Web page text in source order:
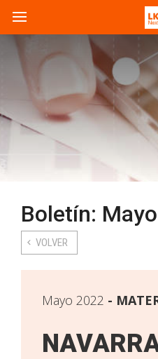
Boletín:
VOLVER
Mayo 2022